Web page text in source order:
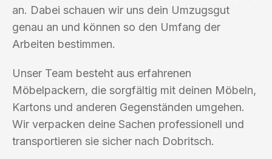
an. Dabei schauen wir uns dein Umzugsgut
genau an und können so den Umfang der
Arbeiten bestimmen.
Unser Team besteht aus erfahrenen
Möbelpackern, die sorgfältig mit deinen Möbeln,
Kartons und anderen Gegenständen umgehen.
Wir verpacken deine Sachen professionell und
transportieren sie sicher nach Dobritsch.